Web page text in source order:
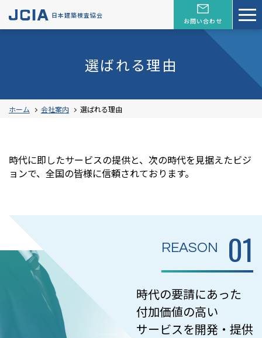
日本建築検査協会
お問い合わせ
選ばれる理由
ホーム 会社案内 選ばれる理由
時代に即したサービスの提供と、次の時代を見据えたビジ
ョンで、 全国の皆様に信頼されております。
REASON 01
時代の要請にあった
付加価値の高い
サービスを開発・提供